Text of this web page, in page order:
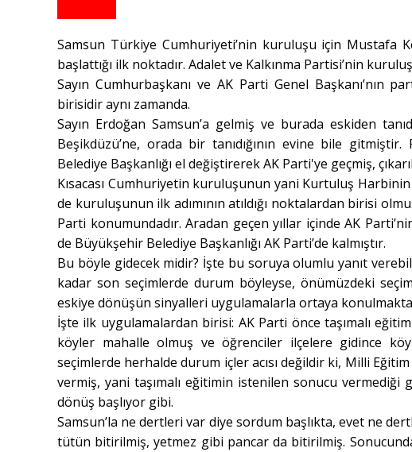
Samsun Türkiye Cumhuriyeti’nin kuruluşu için Mustafa
başlattığı ilk noktadır. Adalet ve Kalkınma Partisi’nin
Sayın Cumhurbaşkanı ve AK Parti Genel
birisidir aynı zamanda.
Sayın Erdoğan Samsun’a gelmiş ve burada eskiden
Beşikdüzü’ne, orada bir tanıdığının evine bile
Belediye Başkanlığı el değiştirerek AK Parti'ye geçmiş,
Kısacası Cumhuriyetin kuruluşunun yani Kurtuluş Harbinin
de kuruluşunun ilk adımının atıldığı noktalardan birisi
Parti konumundadır. Aradan geçen yıllar içinde AK
de Büyükşehir Belediye Başkanlığı AK Parti’de kalmıştır.
Bu böyle gidecek midir? İşte bu soruya olumlu yanıt
kadar son seçimlerde durum böyleyse, önümüzdeki
eskiye dönüşün sinyalleri uygulamalarla ortaya
İşte ilk uygulamalardan birisi: AK Parti önce taşımalı
köyler mahalle olmuş ve öğrenciler ilçelere gidince
seçimlerde herhalde durum içler acısı değildir ki, Milli
vermiş, yani taşımalı eğitimin istenilen sonucu
dönüş başlıyor gibi.
Samsun’la ne dertleri var diye sordum başlıkta, evet ne
tütün bitirilmiş, yetmez gibi pancar da bitirilmiş.